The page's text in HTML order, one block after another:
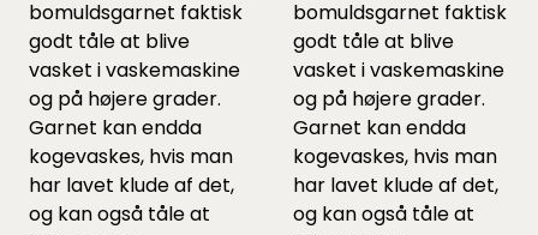
bomuldsgarnet faktisk
godt tåle at blive
vasket i vaskemaskine
og på højere grader.
Garnet kan endda
kogevaskes, hvis man
har lavet klude af det,
og kan også tåle at
bomuldsgarnet faktisk
godt tåle at blive
vasket i vaskemaskine
og på højere grader.
Garnet kan endda
kogevaskes, hvis man
har lavet klude af det,
og kan også tåle at